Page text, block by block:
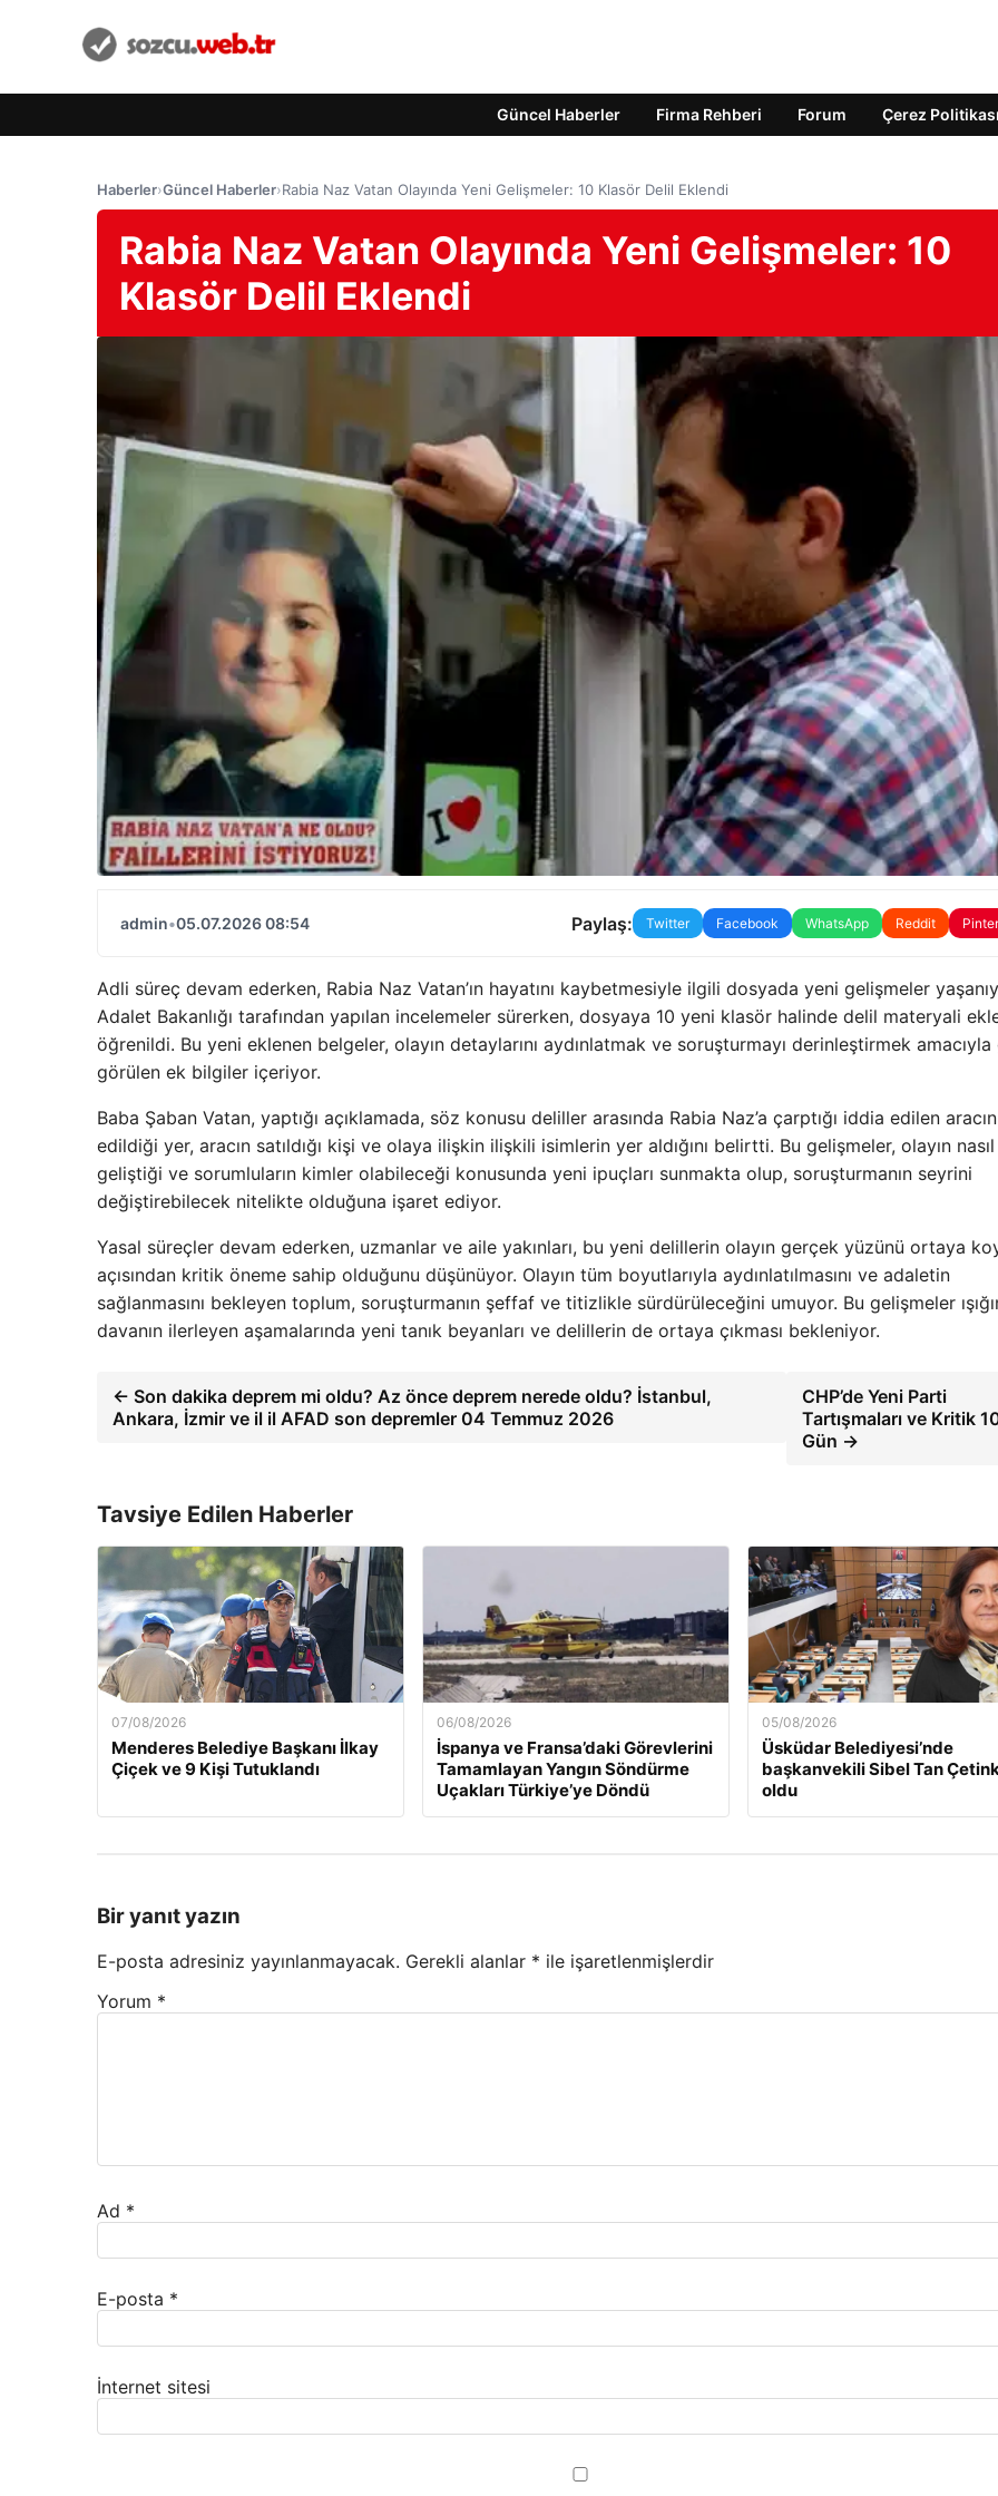
Güncel Haberler Firma Rehberi Forum Çerez Politikası
Haberler›Güncel Haberler›Rabia Naz Vatan Olayında Yeni Gelişmeler: 10 Klasör Delil Eklendi
Rabia Naz Vatan Olayında Yeni Gelişmeler: 10
Klasör Delil Eklendi
admin•05.07.2026 08:54 Paylaş: Twitter Facebook WhatsApp Reddit
Adli süreç devam ederken, Rabia Naz Vatan’ın hayatını kaybetmesiyle ilgili dosyada yeni gelişmeler
Adalet Bakanlığı tarafından yapılan incelemeler sürerken, dosyaya 10 yeni klasör halinde delil materyali
öğrenildi. Bu yeni eklenen belgeler, olayın detaylarını aydınlatmak ve soruşturmayı derinleştirmek
görülen ek bilgiler içeriyor.
Baba Şaban Vatan, yaptığı açıklamada, söz konusu deliller arasında Rabia Naz’a çarptığı iddia edilen
edildiği yer, aracın satıldığı kişi ve olaya ilişkin ilişkili isimlerin yer aldığını belirtti. Bu gelişmeler, olayın nasıl
geliştiği ve sorumluların kimler olabileceği konusunda yeni ipuçları sunmakta olup, soruşturmanın seyrini
değiştirebilecek nitelikte olduğuna işaret ediyor.
Yasal süreçler devam ederken, uzmanlar ve aile yakınları, bu yeni delillerin olayın gerçek yüzünü ortaya
açısından kritik öneme sahip olduğunu düşünüyor. Olayın tüm boyutlarıyla aydınlatılmasını ve adaletin
sağlanmasını bekleyen toplum, soruşturmanın şeffaf ve titizlikle sürdürüleceğini umuyor. Bu gelişmeler
davanın ilerleyen aşamalarında yeni tanık beyanları ve delillerin de ortaya çıkması bekleniyor.
← Son dakika deprem mi oldu? Az önce deprem nerede oldu? İstanbul,
Ankara, İzmir ve il il AFAD son depremler 04 Temmuz 2026
CHP’de Yeni Parti
Tartışmaları ve Kritik
Gün →
Tavsiye Edilen Haberler
07/08/2026
Menderes Belediye Başkanı İlkay
Çiçek ve 9 Kişi Tutuklandı
06/08/2026
İspanya ve Fransa’daki Görevlerini
Tamamlayan Yangın Söndürme
Uçakları Türkiye’ye Döndü
05/08/2026
Üsküdar Belediyesi’nde
başkanvekili Sibel Tan
oldu
Bir yanıt yazın
E-posta adresiniz yayınlanmayacak. Gerekli alanlar * ile işaretlenmişlerdir
Yorum *
Ad *
E-posta *
İnternet sitesi